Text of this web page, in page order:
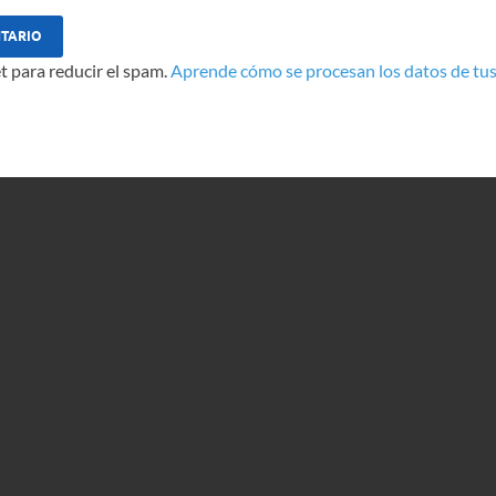
para reducir el spam.Aprende cómo se procesan los datos de